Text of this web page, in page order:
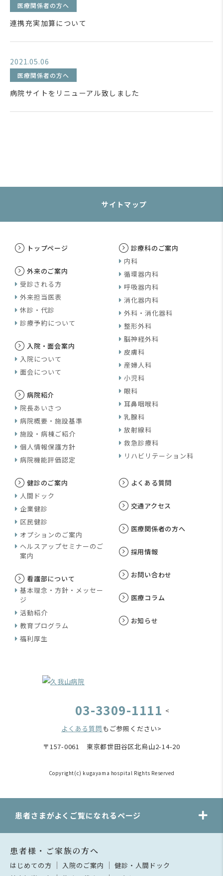
医療関係者の方へ
連携充実加算について
2021.05.06
医療関係者の方へ
病院サイトをリニューアル致しました
サイトマップ
トップページ
外来のご案内
受診される方
外来担当医表
休診・代診
診療予約について
入院・面会案内
入院について
面会について
病院紹介
院長あいさつ
病院概要・施設基準
施設・病棟ご紹介
個人情報保護方針
病院機能評価認定
診療科のご案内
内科
循環器内科
呼吸器内科
消化器内科
外科・消化器科
整形外科
脳神経外科
皮膚科
産婦人科
小児科
眼科
耳鼻咽喉科
乳腺科
放射線科
救急診療科
リハビリテーション科
健診のご案内
人間ドック
企業健診
区民健診
オプションのご案内
ヘルスアップセミナーのご
案内
看護部について
基本理念・方針・メッセー
ジ
活動紹介
教育プログラム
福利厚生
よくある質問
交通アクセス
医療関係者の方へ
採用情報
お問い合わせ
医療コラム
お知らせ
03-3309-1111 <
よくある質問もご参照ください>
〒157-0061 東京都世田谷区北烏山2-14-20
Copyright(c) kugayama hospital Rights Reserved
患者さまがよくご覧になれるページ
患者様・ご家族の方へ
はじめての方 入院のご案内
健診・人間ドック